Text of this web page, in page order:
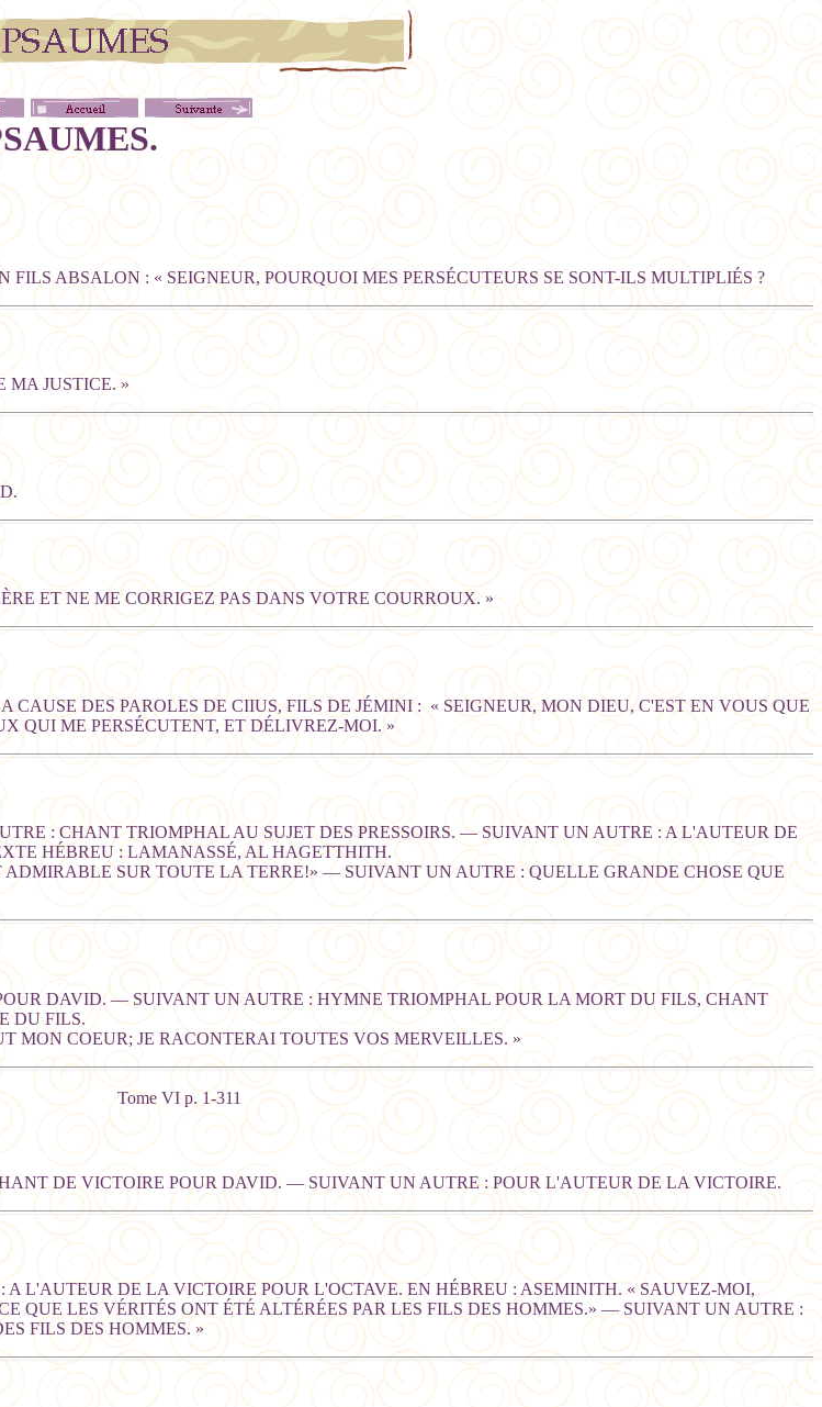
ABSALON : « SEIGNEUR, POURQUOI MES PERSÉCUTEURS SE SONT-ILS MULTIPLIÉS ?
MA JUSTICE. »
ET NE ME CORRIGEZ PAS DANS VOTRE COURROUX. »
DES PAROLES DE CIIUS, FILS DE JÉMINI : « SEIGNEUR, MON DIEU, C'EST EN VOUS QUE
QUI ME PERSÉCUTENT, ET DÉLIVREZ-MOI. »
: CHANT TRIOMPHAL AU SUJET DES PRESSOIRS. — SUIVANT UN AUTRE : A L'AUTEUR DE
HÉBREU : LAMANASSÉ, AL HAGETTHITH.
ADMIRABLE SUR TOUTE LA TERRE!» — SUIVANT UN AUTRE : QUELLE GRANDE CHOSE QUE
DAVID. — SUIVANT UN AUTRE : HYMNE TRIOMPHAL POUR LA MORT DU FILS, CHANT
DU FILS.
MON COEUR; JE RACONTERAI TOUTES VOS MERVEILLES. »
Tome VI p. 1-311
DE VICTOIRE POUR DAVID. — SUIVANT UN AUTRE : POUR L'AUTEUR DE LA VICTOIRE.
L'AUTEUR DE LA VICTOIRE POUR L'OCTAVE. EN HÉBREU : ASEMINITH. « SAUVEZ-MOI,
QUE LES VÉRITÉS ONT ÉTÉ ALTÉRÉES PAR LES FILS DES HOMMES.» — SUIVANT UN AUTRE :
FILS DES HOMMES. »